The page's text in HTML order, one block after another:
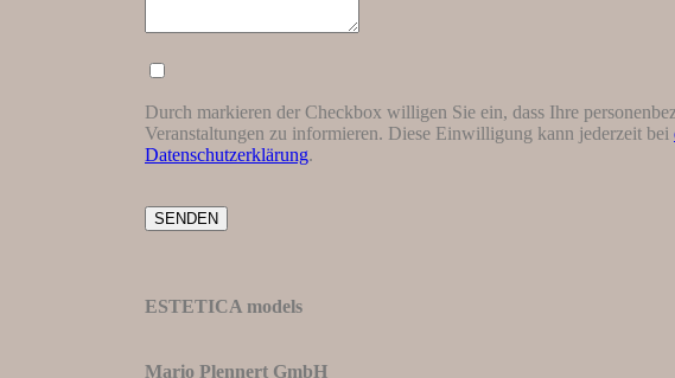
Durch markieren der Checkbox willigen Sie ein, dass Ihre
Veranstaltungen zu informieren. Diese Einwilligung kann jederzeit bei
Datenschutzerklärung.
SENDEN
ESTETICA models
Mario Plennert GmbH